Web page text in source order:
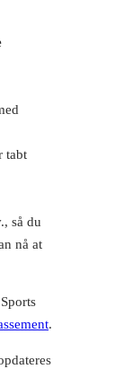
tabt
så du
nå at
.